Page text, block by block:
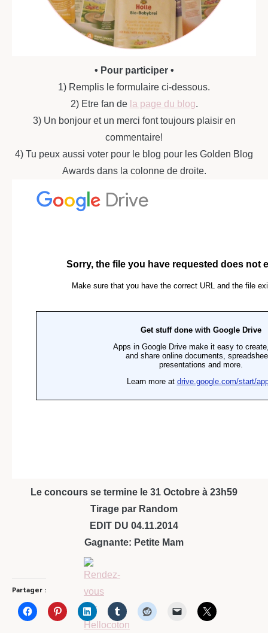
• Pour participer •
1) Remplis le formulaire ci-dessous.
2) Etre fan de la page du blog.
3) Un bonjour et un merci font toujours plaisir en
commentaire!
4) Tu peux aussi voter pour le blog pour les Golden Blog
Awards dans la colonne de droite.
Le concours se termine le 31 Octobre à 23h59
Tirage par Random
EDIT DU 04.11.2014
Gagnante: Petite Mam
Partager :